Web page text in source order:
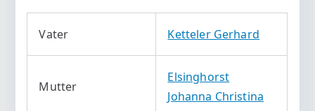
Vater Ketteler Gerhard
Mutter
Elsinghorst
Johanna Christina